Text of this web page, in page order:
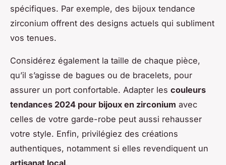
spécifiques. Par exemple, des bijoux tendance
zirconium offrent des designs actuels qui subliment
vos tenues.
Considérez également la taille de chaque pièce,
qu’il s’agisse de bagues ou de bracelets, pour
assurer un port confortable. Adapter les couleurs
tendances 2024 pour bijoux en zirconium avec
celles de votre garde-robe peut aussi rehausser
votre style. Enfin, privilégiez des créations
authentiques, notamment si elles revendiquent un